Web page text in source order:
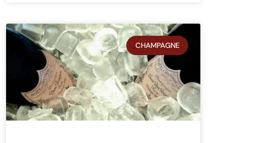
CHAMPAGNE